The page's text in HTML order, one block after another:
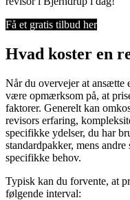
Få et gratis tilbud her
Hvad koster en
Når du overvejer at ansætte
være opmærksom på, at
faktorer. Generelt kan
revisors erfaring,
specifikke ydelser, du har
standardpakker, mens
specifikke behov.
Typisk kan du forvente, at
følgende interval: